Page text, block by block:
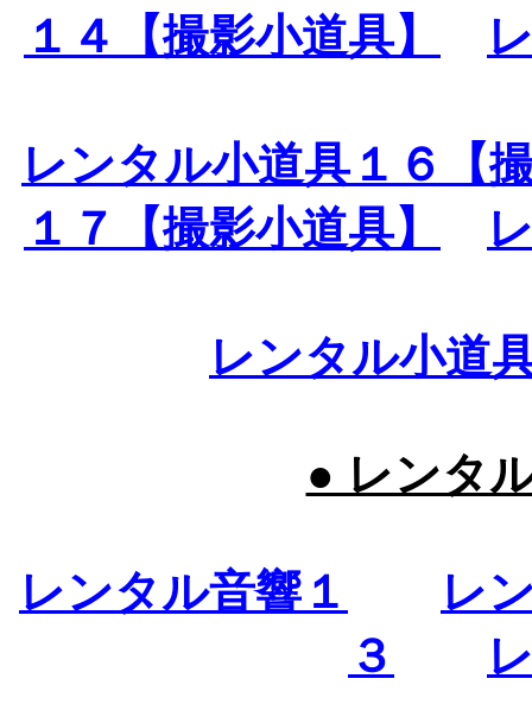
１４【撮影小道具】
レンタル小道具１６【
１７【撮影小道具】
レンタル小道
● レンタ
レンタル音響１
レ
３